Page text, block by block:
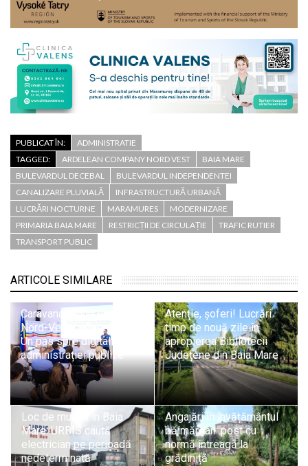
PUBLICAT ÎN:
ADMINISTRATIE
TAGGED:
ARDELEAN COMPANY NORD VEST
BAIA MARE
BULEVARDUL DECEBAL
BULEVARDUL INDEPENDENTEI
CANALIZARE PLUVIALĂ
INFRASTRUCTURĂ URBANĂ
LUCRĂRI NOCTURNE
MARAMURES
MODERNIZARE
PRIMARIA BAIA MARE
RESTRICȚII DE CIRCULAȚIE
TRAFIC RUTIER
TRANSPORT PUBLIC
ARTICOLE SIMILARE
Caravana Cloud Regional
Nord-Vest în Baia Mare:
Un pas spre digitalizarea
administrației publice
Atenție, șoferi! Lucrări
timp de nouă zile în
apropierea Bibliotecii
Județene din Baia Mare
Loc de muncă în Baia
Mare: URBIS caută
electrician pe perioadă
nedeterminată
Angajări în învățământul
băimărean: post cu
normă întreagă la
grădiniță